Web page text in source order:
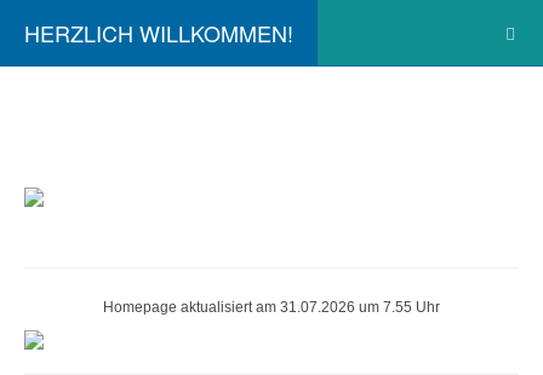
HERZLICH WILLKOMMEN!
Homepage aktualisiert am 31.07.2026 um 7.55 Uhr